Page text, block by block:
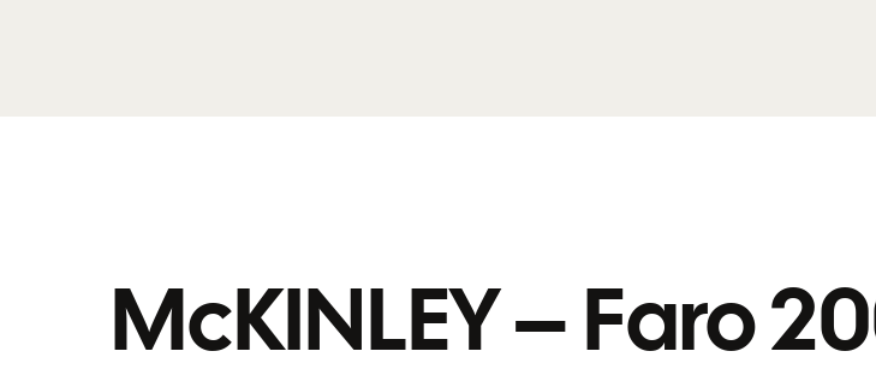
McKINLEY – Faro